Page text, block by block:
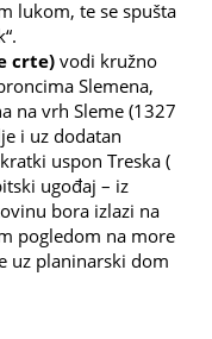
lukom, te se spušta
crte) vodi kružno
Slemena,
na vrh Sleme (1327
i uz dodatan
uspon Treska (
ugođaj – iz
bora izlazi na
pogledom na more
uz planinarski dom